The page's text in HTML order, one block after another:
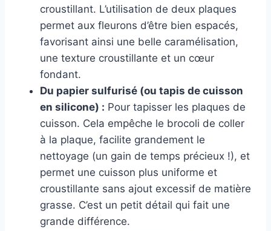
croustillant. L’utilisation de deux plaques
permet aux fleurons d’être bien espacés,
favorisant ainsi une belle caramélisation,
une texture croustillante et un cœur
fondant.
Du papier sulfurisé (ou tapis de cuisson
en silicone) : Pour tapisser les plaques de
cuisson. Cela empêche le brocoli de coller
à la plaque, facilite grandement le
nettoyage (un gain de temps précieux !), et
permet une cuisson plus uniforme et
croustillante sans ajout excessif de matière
grasse. C’est un petit détail qui fait une
grande différence.